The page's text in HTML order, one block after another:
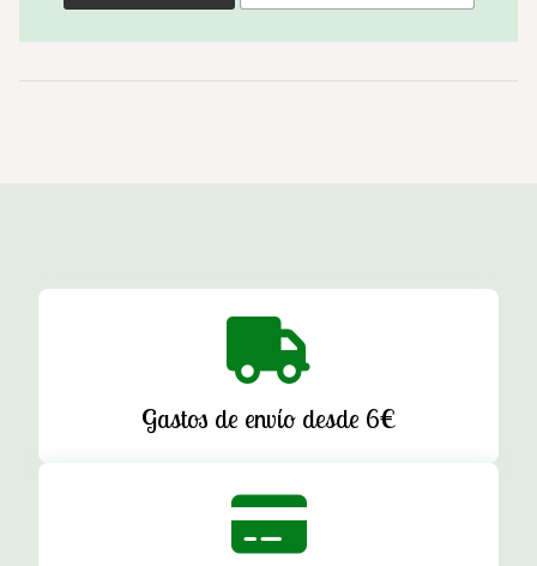
Gastos de envío desde 6€